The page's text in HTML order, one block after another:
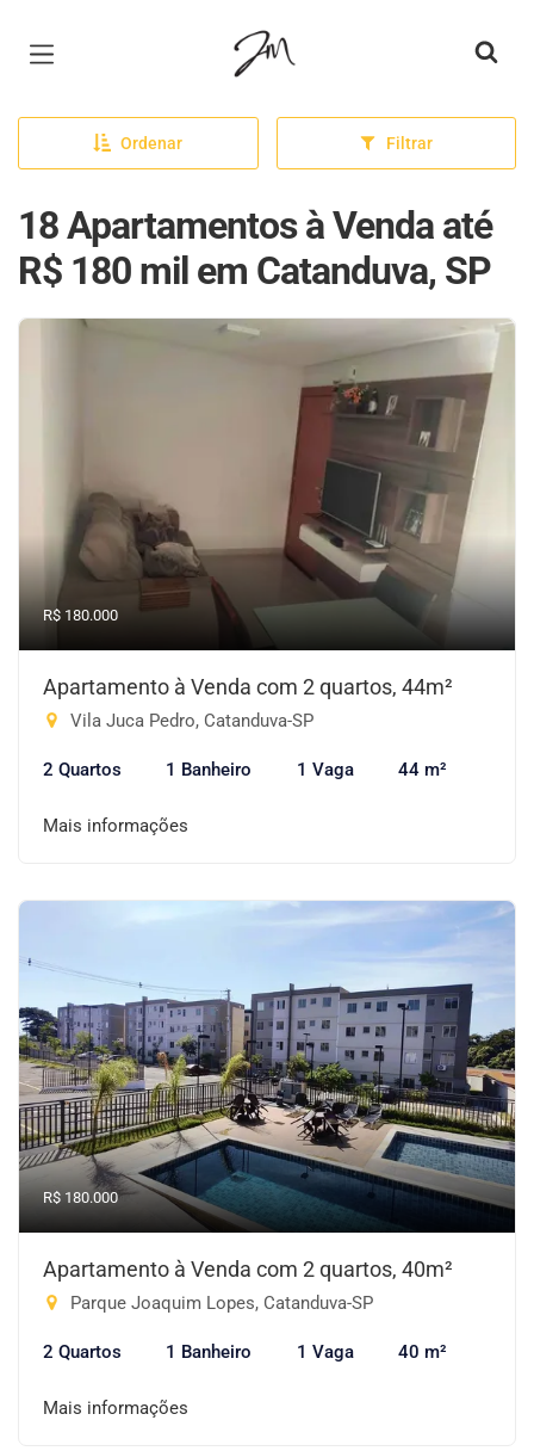
Página inicial
Ordenar Filtrar
18 Apartamentos à Venda até
R$ 180 mil em Catanduva, SP
R$ 180.000
Apartamento à Venda com 2 quartos, 44m²
Vila Juca Pedro, Catanduva-SP
2 Quartos 1 Banheiro 1 Vaga 44 m²
Mais informações
R$ 180.000
Apartamento à Venda com 2 quartos, 40m²
Parque Joaquim Lopes, Catanduva-SP
2 Quartos 1 Banheiro 1 Vaga 40 m²
Mais informações